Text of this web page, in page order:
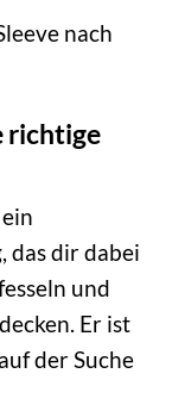
nach
richtige
das dir dabei
und
Er ist
der Suche